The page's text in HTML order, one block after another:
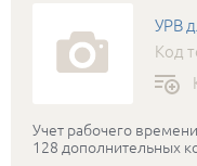
УРВ
Код
Учет рабочего
128 дополнительных